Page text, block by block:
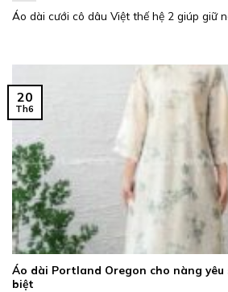
Áo dài cưới cô dâu Việt thế hệ 2 giúp giữ
Áo dài Portland Oregon cho nàng
biệt
20
Th6